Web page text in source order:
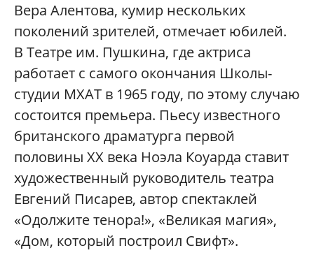
Вера Алентова, кумир нескольких
поколений зрителей, отмечает юбилей.
В Театре им. Пушкина, где актриса
работает с самого окончания Школы-
студии МХАТ в 1965 году, по этому случаю
состоится премьера. Пьесу известного
британского драматурга первой
половины XX века Ноэла Коуарда ставит
художественный руководитель театра
Евгений Писарев, автор спектаклей
«Одолжите тенора!», «Великая магия»,
«Дом, который построил Свифт».